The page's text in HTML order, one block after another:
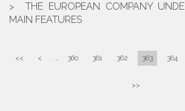
THE EUROPEAN COMPANY
MAIN FEATURES
<< < ... 360 361 362 363 364
>>